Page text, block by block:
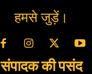
हमसे जुड़ें।
संपादक की पसंद